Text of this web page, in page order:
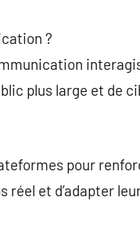
?
plus large et de
pour
réel et d’adapter